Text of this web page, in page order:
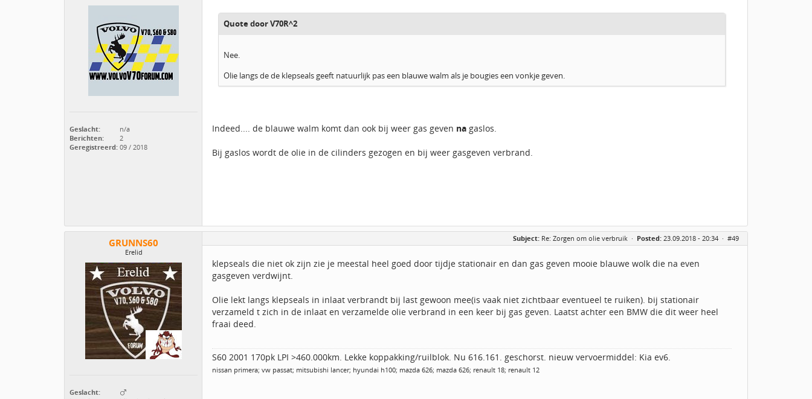
Geslacht:
n/a
Berichten:
2
Geregistreerd: 09 / 2018
Quote door V70R^2
Nee.
Olie langs de de klepseals geeft natuurlijk pas een blauwe walm als je bougies een vonkje geven.
Indeed.... de blauwe walm komt dan ook bij weer gas geven na gaslos.
Bij gaslos wordt de olie in de cilinders gezogen en bij weer gasgeven verbrand.
GRUNNS60
Erelid
Geslacht:
Subject: Re: Zorgen om olie verbruik · Posted: 23.09.2018 - 20:34 · #49
klepseals die niet ok zijn zie je meestal heel goed door tijdje stationair en dan gas geven mooie blauwe wolk die na even
gasgeven verdwijnt.
Olie lekt langs klepseals in inlaat verbrandt bij last gewoon mee(is vaak niet zichtbaar eventueel te ruiken). bij stationair
verzameld t zich in de inlaat en verzamelde olie verbrand in een keer bij gas geven. Laatst achter een BMW die dit weer heel
fraai deed.
S60 2001 170pk LPI >460.000km. Lekke koppakking/ruilblok. Nu 616.161. geschorst. nieuw vervoermiddel: Kia ev6.
nissan primera; vw passat; mitsubishi lancer; hyundai h100; mazda 626; mazda 626; renault 18; renault 12